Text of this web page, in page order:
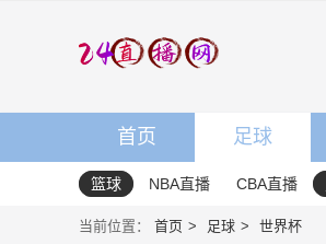
首页 足球
篮球 NBA直播 CBA直播
当前位置： 首页 足球 世界杯